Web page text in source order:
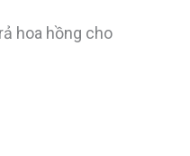
hoa hồng cho